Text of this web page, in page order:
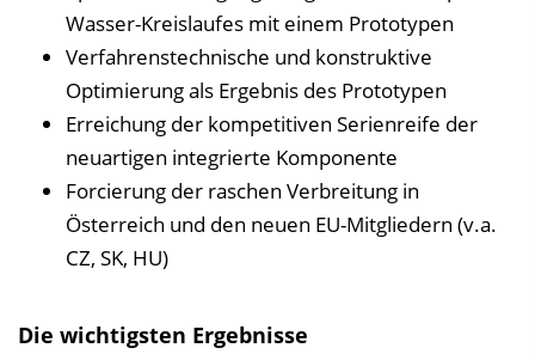
Wasser-Kreislaufes mit einem Prototypen
Verfahrenstechnische und konstruktive
Optimierung als Ergebnis des Prototypen
Erreichung der kompetitiven Serienreife der
neuartigen integrierte Komponente
Forcierung der raschen Verbreitung in
Österreich und den neuen EU-Mitgliedern (v.a.
CZ, SK, HU)
Die wichtigsten Ergebnisse